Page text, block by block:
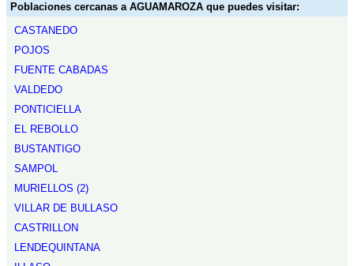
Poblaciones cercanas a AGUAMAROZA que puedes visitar:
CASTANEDO
POJOS
FUENTE CABADAS
VALDEDO
PONTICIELLA
EL REBOLLO
BUSTANTIGO
SAMPOL
MURIELLOS (2)
VILLAR DE BULLASO
CASTRILLON
LENDEQUINTANA